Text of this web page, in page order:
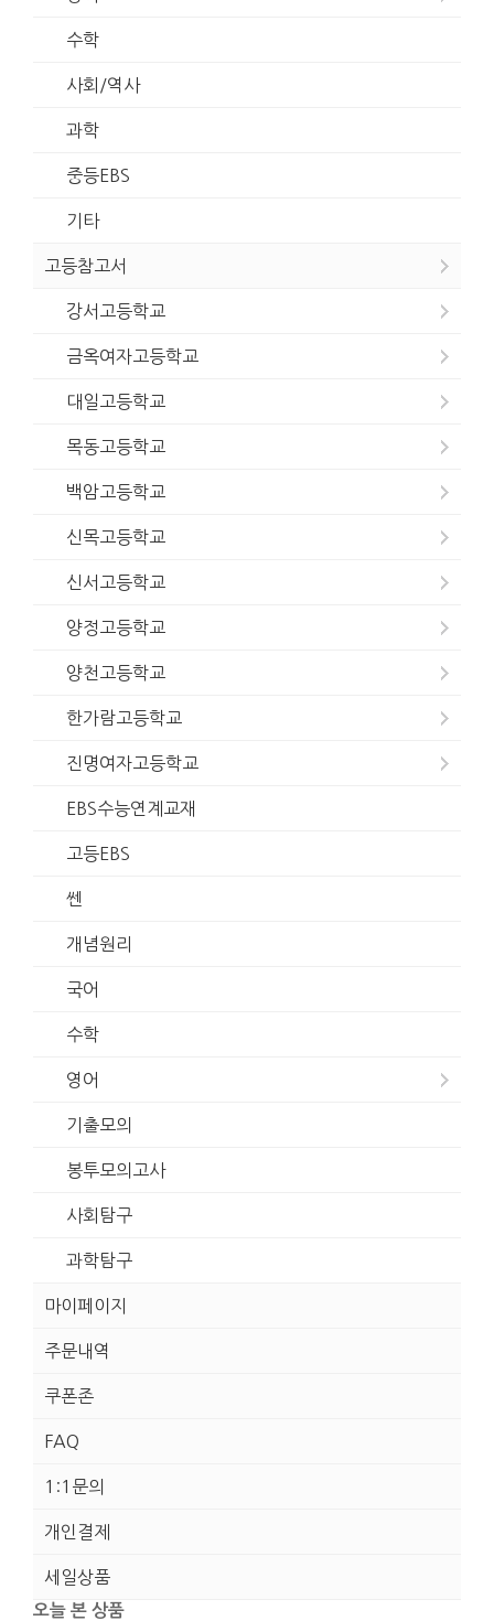
수학
사회/역사
과학
중등EBS
기타
고등참고서
강서고등학교
금옥여자고등학교
대일고등학교
목동고등학교
백암고등학교
신목고등학교
신서고등학교
양정고등학교
양천고등학교
한가람고등학교
진명여자고등학교
EBS수능연계교재
고등EBS
쎈
개념원리
국어
수학
영어
기출모의
봉투모의고사
사회탐구
과학탐구
마이페이지
주문내역
쿠폰존
FAQ
1:1문의
개인결제
세일상품
오늘 본 상품